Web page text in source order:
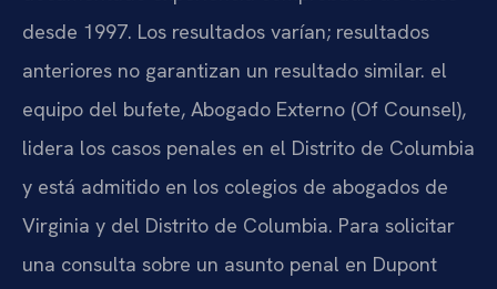
desde 1997. Los resultados varían; resultados
anteriores no garantizan un resultado similar. el
equipo del bufete, Abogado Externo (Of Counsel),
lidera los casos penales en el Distrito de Columbia
y está admitido en los colegios de abogados de
Virginia y del Distrito de Columbia. Para solicitar
una consulta sobre un asunto penal en Dupont